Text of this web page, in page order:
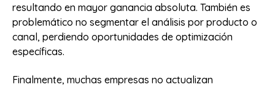
resultando en mayor ganancia absoluta. También es
problemático no segmentar el análisis por producto o
canal, perdiendo oportunidades de optimización
específicas.
Finalmente, muchas empresas no actualizan